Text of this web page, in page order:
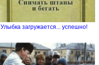
Улыбка загружается... успешно!